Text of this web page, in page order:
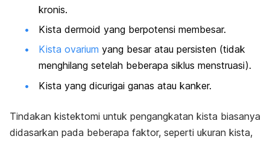
kronis.
Kista dermoid yang berpotensi membesar.
Kista ovarium yang besar atau persisten (tidak
menghilang setelah beberapa siklus menstruasi).
Kista yang dicurigai ganas atau kanker.
Tindakan kistektomi untuk pengangkatan kista biasanya
didasarkan pada beberapa faktor, seperti ukuran kista,